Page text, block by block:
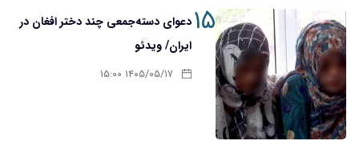
۱۵دعوای دسته‌جمعی چند دختر افغان در
ایران/ ویدئو
۱۴۰۵/۰۵/۱۷ ۱۵:۰۰